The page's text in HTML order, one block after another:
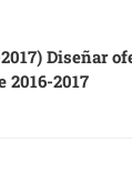
Diseñar
2016-2017